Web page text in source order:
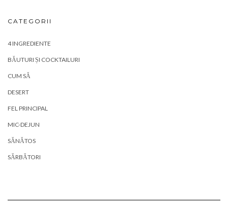
CATEGORII
4 INGREDIENTE
BĂUTURI ȘI COCKTAILURI
CUM SĂ
DESERT
FEL PRINCIPAL
MIC-DEJUN
SĂNĂTOS
SĂRBĂTORI